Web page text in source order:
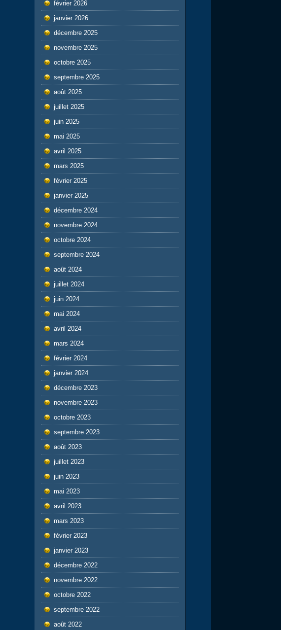
février 2026
janvier 2026
décembre 2025
novembre 2025
octobre 2025
septembre 2025
août 2025
juillet 2025
juin 2025
mai 2025
avril 2025
mars 2025
février 2025
janvier 2025
décembre 2024
novembre 2024
octobre 2024
septembre 2024
août 2024
juillet 2024
juin 2024
mai 2024
avril 2024
mars 2024
février 2024
janvier 2024
décembre 2023
novembre 2023
octobre 2023
septembre 2023
août 2023
juillet 2023
juin 2023
mai 2023
avril 2023
mars 2023
février 2023
janvier 2023
décembre 2022
novembre 2022
octobre 2022
septembre 2022
août 2022